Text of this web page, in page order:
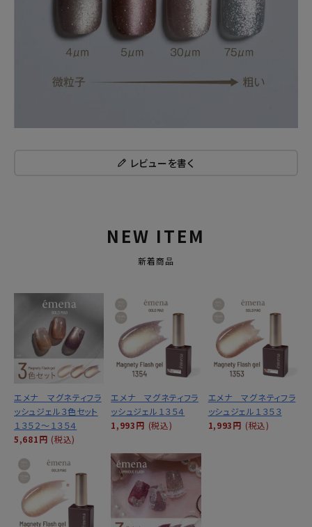
レビューを書く
NEW ITEM
新着商品
エメナ マグネティフラ
ッシュジェル３色セット
１３５２～１３５４
5,681円 (税込)
エメナ マグネティフラ
ッシュジェル１３５４
1,993円 (税込)
エメナ マグネティフラ
ッシュジェル１３５３
1,993円 (税込)